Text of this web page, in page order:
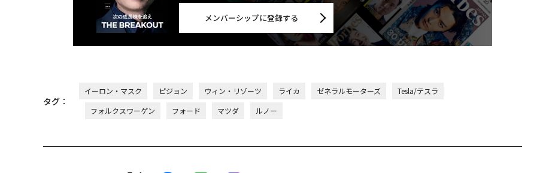
メンバーシップに登録する
タグ：
イーロン・マスク ピジョン ウィン・リゾーツ ライカ ゼネラルモーターズ
Tesla/テスラ
フォルクスワーゲン
フォード マツダ ルノー